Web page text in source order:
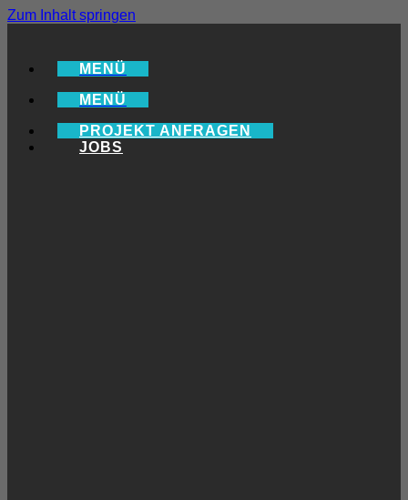
Zum Inhalt springen
MENÜ
MENÜ
PROJEKT ANFRAGEN
JOBS